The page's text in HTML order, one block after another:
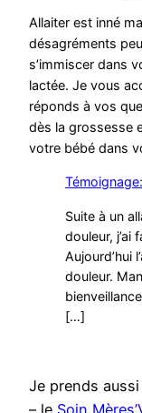
Allaiter est inné
désagréments
s’immiscer dans
lactée. Je vous
réponds à vos
dès la grossesse
votre bébé dans
Témoignage:
Suite à un
douleur, j’ai
Aujourd’hui
douleur.
[…]
Je prends
– le Soin